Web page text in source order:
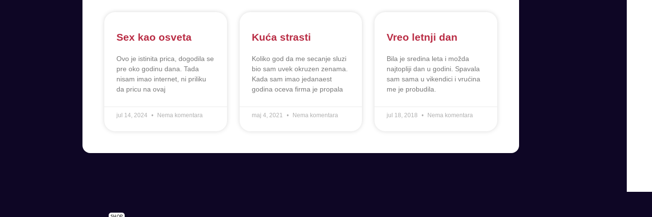
Sex kao osveta
Ovo je istinita prica, dogodila se
pre oko godinu dana. Tada
nisam imao internet, ni priliku
da pricu na ovaj
jul 14, 2024 Nema komentara
Kuća strasti
Koliko god da me secanje sluzi
bio sam uvek okruzen zenama.
Kada sam imao jedanaest
godina oceva firma je propala
maj 4, 2021 Nema komentara
Vreo letnji dan
Bila je sredina leta i možda
najtopliji dan u godini. Spavala
sam sama u vikendici i vrućina
me je probudila.
jul 18, 2018 Nema komentara